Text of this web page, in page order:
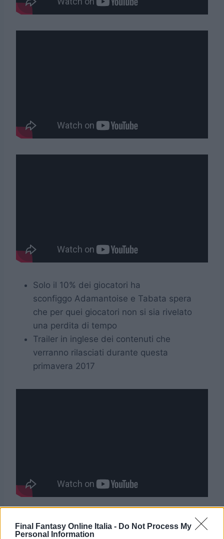
Final Fantasy Online Italia - Do Not Process My
Personal Information
Solo il 10% dei giocatori ha
sconfiggo Adamantoise e Tabata spera
che per quei giocatori non si sia rivelato
una perdita di tempo
Trailer in inglese dei contenuti che
verranno rilasciati durante questa
primavera 2017
Tabata ha rivelato che il motivo per cui